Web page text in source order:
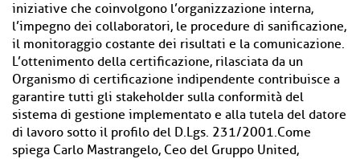
iniziative che coinvolgono l’organizzazione interna,
l’impegno dei collaboratori, le procedure di sanificazione,
il monitoraggio costante dei risultati e la comunicazione.
L’ottenimento della certificazione, rilasciata da un
Organismo di certificazione indipendente contribuisce a
garantire tutti gli stakeholder sulla conformità del
sistema di gestione implementato e alla tutela del datore
di lavoro sotto il profilo del D.Lgs. 231/2001.Come
spiega Carlo Mastrangelo, Ceo del Gruppo United,